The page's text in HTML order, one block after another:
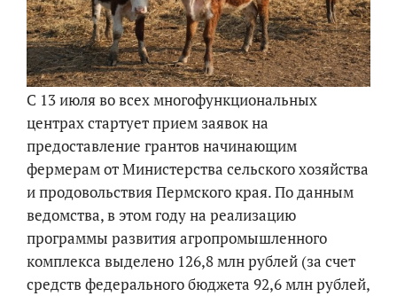
С 13 июля во всех многофункциональных
центрах стартует прием заявок на
предоставление грантов начинающим
фермерам от Министерства сельского хозяйства
и продовольствия Пермского края. По данным
ведомства, в этом году на реализацию
программы развития агропромышленного
комплекса выделено 126,8 млн рублей (за счет
средств федерального бюджета 92,6 млн рублей,